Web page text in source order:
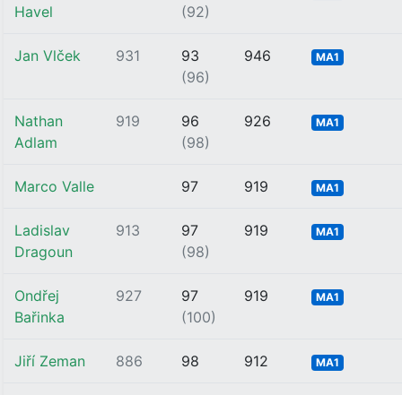
Havel
(92)
Jan Vlček 931
93
(96)
946 MA1
Nathan
Adlam
919
96
(98)
926 MA1
Marco Valle 97 919 MA1
Ladislav
Dragoun
913
97
(98)
919 MA1
Ondřej
Bařinka
927
97
(100)
919 MA1
Jiří Zeman 886 98 912 MA1